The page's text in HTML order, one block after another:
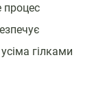
процес
гілками